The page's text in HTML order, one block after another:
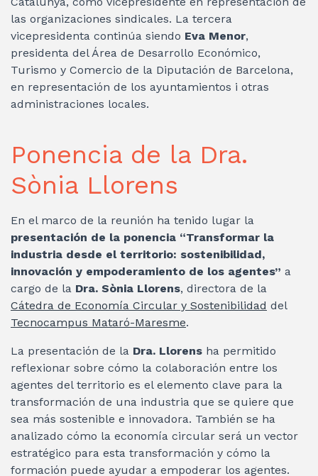
las organizaciones sindicales. La tercera
vicepresidenta continúa siendo Eva Menor,
presidenta del Área de Desarrollo Económico,
Turismo y Comercio de la Diputación de Barcelona,
en representación de los ayuntamientos i otras
administraciones locales.
Ponencia de la Dra.
Sònia Llorens
En el marco de la reunión ha tenido lugar la
presentación de la ponencia “Transformar la
industria desde el territorio: sostenibilidad,
innovación y empoderamiento de los agentes” a
cargo de la Dra. Sònia Llorens, directora de la
Cátedra de Economía Circular y Sostenibilidad del
Tecnocampus Mataró-Maresme.
La presentación de la Dra. Llorens ha permitido
reflexionar sobre cómo la colaboración entre los
agentes del territorio es el elemento clave para la
transformación de una industria que se quiere que
sea más sostenible e innovadora. También se ha
analizado cómo la economía circular será un vector
estratégico para esta transformación y cómo la
formación puede ayudar a empoderar los agentes.